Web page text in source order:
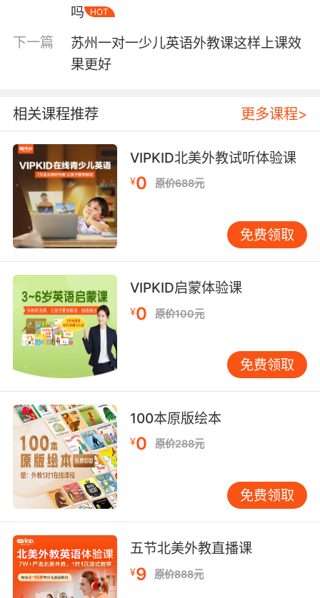
将孩子的语速控制了之后，那么就是要对孩子进
行自我介绍时候的声音进行教导了。要教孩子在
进行英语自我介绍的时候，介绍的声音一定要响
亮，而且吐字还要清晰，在自我表达的时候要流
3、脸部表情
同时家长们在教孩子做英语自我介绍的时候，还
要告诉他们在进行自我介绍的时候，一定要重视
脸部的表情，应该保证轻松。
（二）小学生英语自我介绍范文
Hello ,teachers. I want to say something
about a girl :This is a girl who is beautiful .She
has two big eyes ,a small nose ,and two small
ears .She likes swimming and dancing .She
likes learning English ,because it’s interesting
.But she doesn’t like maths ,it’s very
difficult.There are three people in her family
:father ,mother ,and her .They love her very
much .Do you know this girl ?Yes ,this is me ,
a lovely girl.
老师们，大家好。我想说一个女孩子的情况：这
个女孩很漂亮。她有两只大眼睛，一个小鼻子和
两只小耳朵。她喜欢游泳和跳舞。她喜欢学习英
语，因为它很有趣。但是她不喜欢数学，它很
难。有三个人。她的家人：爸爸，妈妈，还有
她。他们非常爱她。你认识这个女孩吗？是的，
这就是我，一个可爱的女孩。
吗
HOT
下一篇
苏州一对一少儿英语外教课这样上课效
果更好
相关课程推荐 更多课程>
VIPKID北美外教试听体验课
¥0 原价688元
免费领取
VIPKID启蒙体验课
¥0 原价100元
免费领取
100本原版绘本
¥0 原价288元
免费领取
五节北美外教直播课
¥9 原价888元